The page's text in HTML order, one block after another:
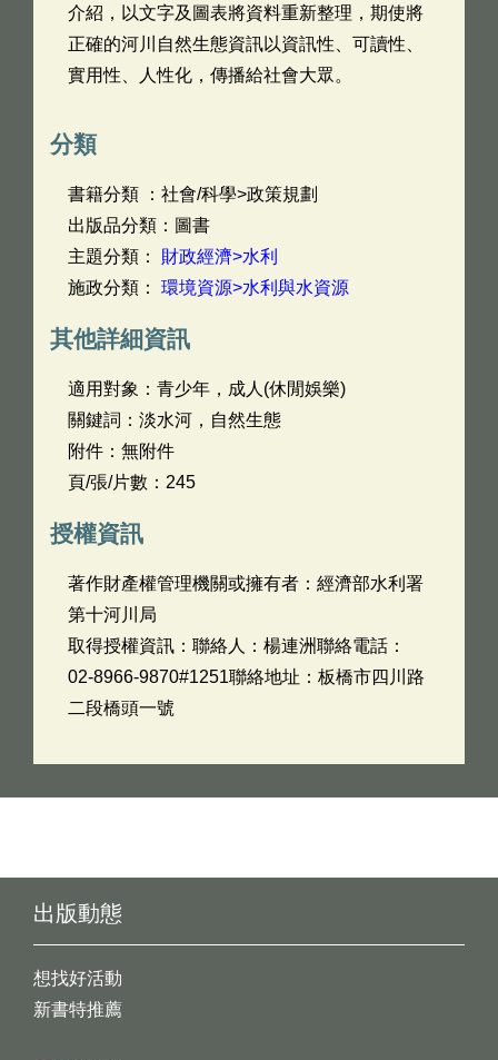
介紹，以文字及圖表將資料重新整理，期使將
正確的河川自然生態資訊以資訊性、可讀性、
實用性、人性化，傳播給社會大眾。
分類
書籍分類 ：社會/科學>政策規劃
出版品分類：圖書
主題分類： 財政經濟>水利
施政分類： 環境資源>水利與水資源
其他詳細資訊
適用對象：青少年，成人(休閒娛樂)
關鍵詞：淡水河，自然生態
附件：無附件
頁/張/片數：245
授權資訊
著作財產權管理機關或擁有者：經濟部水利署
第十河川局
取得授權資訊：聯絡人：楊連洲聯絡電話：
02-8966-9870#1251聯絡地址：板橋市四川路
二段橋頭一號
出版動態
想找好活動
新書特推薦